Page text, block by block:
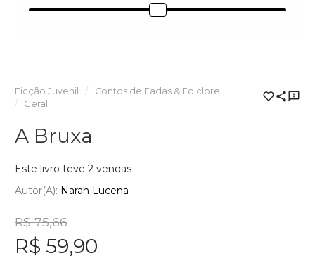
Ficção Juvenil
Contos de Fadas & Folclore
Geral
A Bruxa
Este livro teve 2 vendas
Autor(a): Narah Lucena
R$ 75,66
R$ 59,90